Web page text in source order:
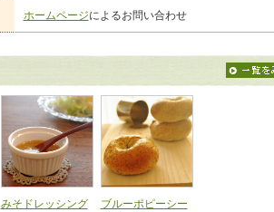
ホームページによるお問い合わせ
みそドレッシング
ブルーポピーシー